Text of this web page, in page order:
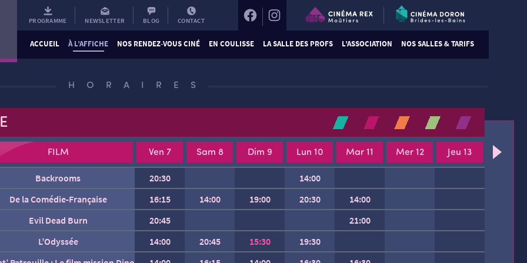
PROGRAMME NEWSLETTER BLOG CONTACT
ACCUEIL À L’AFFICHE NOS RENDEZ-VOUS CINÉ EN COULISSE LA SALLE DES PROFS L’ASSOCIATION NOS SALLES & TARIFS
HORAIRES
FILM Ven 7 Sam 8 Dim 9 Lun 10 Mar 11 Mer 12 Jeu 13
Backrooms 20:30
14:00
De la Comédie-Française
16:15 14:00 19:00 20:30
14:00
Evil Dead Burn
20:45
21:00
L’Odyssée
14:00 20:45 15:30
19:30